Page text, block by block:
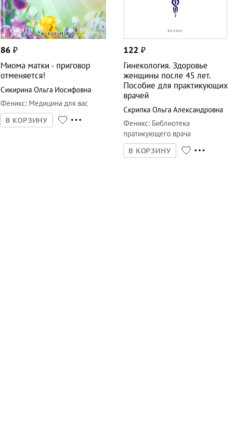
86₽
Миома матки - приговор
отменяется!
Сикирина Ольга Иосифовна
Феникс: Медицина для вас
В КОРЗИНУ
122 ₽
Гинекология. Здоровье
женщины после 45 лет.
Пособие для практикующих
врачей
Скрипка Ольга Александровна
Феникс: Библиотека
пратикующего врача
В КОРЗИНУ